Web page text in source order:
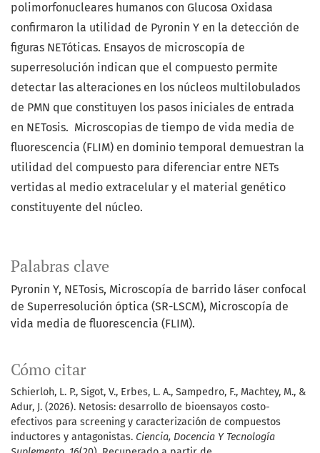
Palabras clave
Pyronin Y, NETosis, Microscopía de barrido láser confocal
de Superresolución óptica (SR-LSCM), Microscopía de
vida media de fluorescencia (FLIM).
Cómo citar
Schierloh, L. P., Sigot, V., Erbes, L. A., Sampedro, F., Machtey, M., &
Adur, J. (2026). Netosis: desarrollo de bioensayos costo-
efectivos para screening y caracterización de compuestos
inductores y antagonistas. Ciencia, Docencia Y Tecnología
polimorfonucleares humanos con Glucosa Oxidasa
confirmaron la utilidad de Pyronin Y en la detección de
figuras NETóticas. Ensayos de microscopía de
superresolución indican que el compuesto permite
detectar las alteraciones en los núcleos multilobulados
de PMN que constituyen los pasos iniciales de entrada
en NETosis. Microscopias de tiempo de vida media de
fluorescencia (FLIM) en dominio temporal demuestran la
utilidad del compuesto para diferenciar entre NETs
vertidas al medio extracelular y el material genético
constituyente del núcleo.